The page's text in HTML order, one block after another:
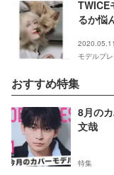
TWICE
るか悩
モデルプ
おすすめ特集
8月の
文哉
特集